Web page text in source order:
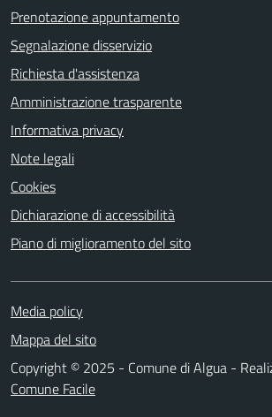
Prenotazione appuntamento
Segnalazione disservizio
Richiesta d'assistenza
Amministrazione trasparente
Informativa privacy
Note legali
Cookies
Dichiarazione di accessibilità
Piano di miglioramento del sito
Media policy
Mappa del sito
Copyright © 2025 - Comune di Algua -
Comune Facile